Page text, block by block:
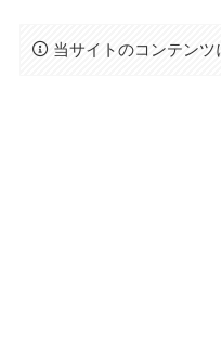
当サイトのコンテン